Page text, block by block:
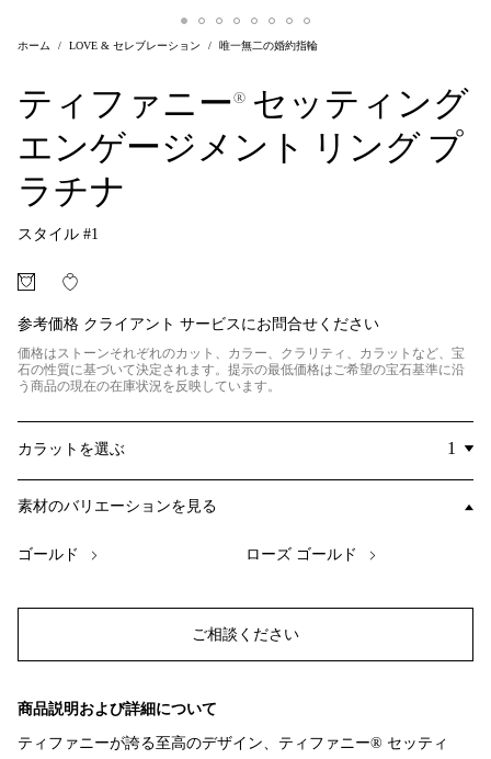
ホーム LOVE & セレブレーション 唯一無二の婚約指輪
ティファニー® セッティング
エンゲージメント リング プ
ラチナ
スタイル #1
参考価格 クライアント サービスにお問合せください
価格はストーンそれぞれのカット、カラー、クラリティ、カラットなど、宝
石の性質に基づいて決定されます。提示の最低価格はご希望の宝石基準に沿
う商品の現在の在庫状況を反映しています。
カラットを選ぶ
素材のバリエーションを見る
ゴールド ローズ ゴールド
ご相談ください
商品説明および詳細について
ティファニーが誇る至高のデザイン、ティファニー® セッティ